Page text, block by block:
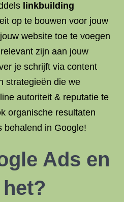
linkbuilding
op te bouwen voor jouw
website toe te voegen
zijn aan jouw
je schrijft via content
strategieën die we
autoriteit & reputatie te
organische resultaten
behalend in Google!
Ads en